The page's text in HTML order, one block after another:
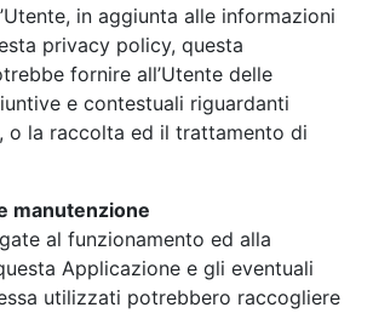
in aggiunta alle informazioni
privacy policy, questa
fornire all’Utente delle
e contestuali riguardanti
o la raccolta ed il trattamento di
manutenzione
al funzionamento ed alla
Applicazione e gli eventuali
utilizzati potrebbero raccogliere